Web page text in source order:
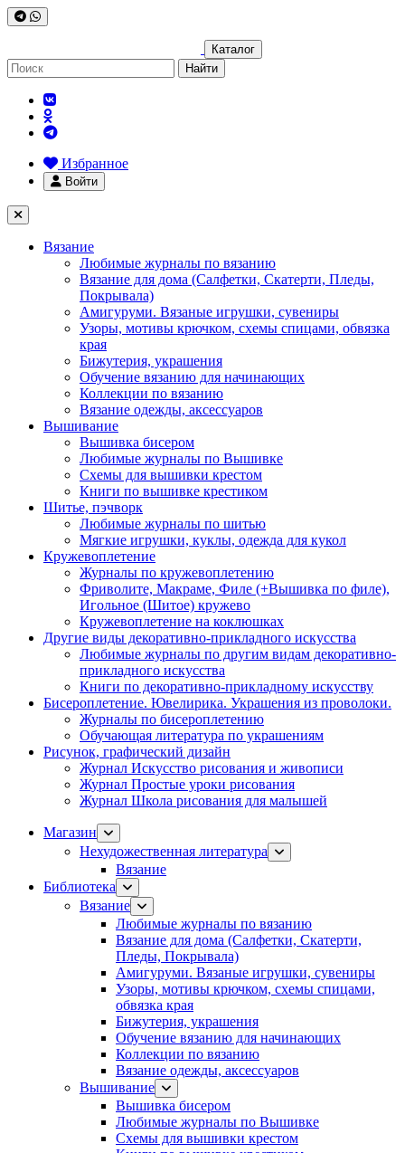
Каталог
Найти
Избранное
Войти
Вязание
Любимые журналы по вязанию
Вязание для дома (Салфетки, Скатерти, Пледы,
Покрывала)
Амигуруми. Вязаные игрушки, сувениры
Узоры, мотивы крючком, схемы спицами, обвязка
края
Бижутерия, украшения
Обучение вязанию для начинающих
Коллекции по вязанию
Вязание одежды, аксессуаров
Вышивание
Вышивка бисером
Любимые журналы по Вышивке
Схемы для вышивки крестом
Книги по вышивке крестиком
Шитье, пэчворк
Любимые журналы по шитью
Мягкие игрушки, куклы, одежда для кукол
Кружевоплетение
Журналы по кружевоплетению
Фриволите, Макраме, Филе (+Вышивка по филе),
Игольное (Шитое) кружево
Кружевоплетение на коклюшках
Другие виды декоративно-прикладного искусства
Любимые журналы по другим видам декоративно-
прикладного искусства
Книги по декоративно-прикладному искусству
Бисероплетение. Ювелирика. Украшения из проволоки.
Журналы по бисероплетению
Обучающая литература по украшениям
Рисунок, графический дизайн
Журнал Искусство рисования и живописи
Журнал Простые уроки рисования
Журнал Школа рисования для малышей
Магазин
Нехудожественная литература
Вязание
Библиотека
Вязание
Любимые журналы по вязанию
Вязание для дома (Салфетки, Скатерти,
Пледы, Покрывала)
Амигуруми. Вязаные игрушки, сувениры
Узоры, мотивы крючком, схемы спицами,
обвязка края
Бижутерия, украшения
Обучение вязанию для начинающих
Коллекции по вязанию
Вязание одежды, аксессуаров
Вышивание
Вышивка бисером
Любимые журналы по Вышивке
Схемы для вышивки крестом